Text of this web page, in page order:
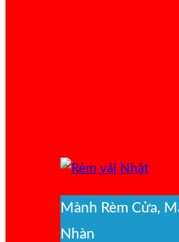
Mành Rèm Cửa,
Nhàn